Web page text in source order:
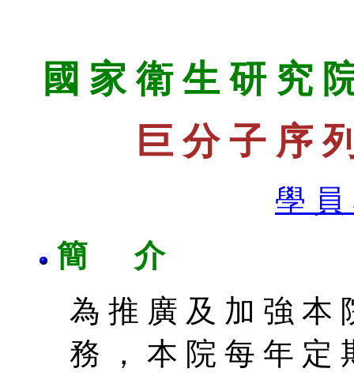
國 家 衛 生 研 究
巨 分 子 序
學 員
簡 介
為 推 廣 及 加 強 本
務 ， 本 院 每 年 定